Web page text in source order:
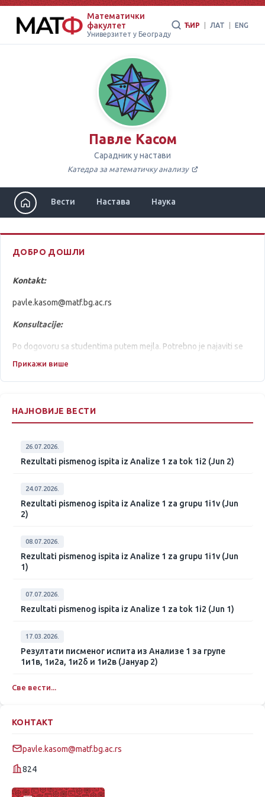
Математички
факултет
Универзитет у Београду
ЋИР ЛАТ ENG
Павле Касом
Сарадник у настави
Катедра за математичку анализу
Вести Настава Наука
ДОБРО ДОШЛИ
Kontakt:
pavle.kasom@matf.bg.ac.rs
Konsultacije:
Po dogovoru sa studentima putem mejla. Potrebno je najaviti se
barem 24č ranije.
Kabinet:824
Прикажи више
НАЈНОВИЈЕ ВЕСТИ
26.07.2026.
Rezultati pismenog ispita iz Analize 1 za tok 1i2 (Jun 2)
24.07.2026.
Rezultati pismenog ispita iz Analize 1 za grupu 1i1v (Jun
2)
08.07.2026.
Rezultati pismenog ispita iz Analize 1 za grupu 1i1v (Jun
1)
07.07.2026.
Rezultati pismenog ispita iz Analize 1 za tok 1i2 (Jun 1)
17.03.2026.
Резултати писменог испита из Анализе 1 за групе
1и1в, 1и2а, 1и2б и 1и2в (Јануар 2)
Све вести...
КОНТАКТ
pavle.kasom@matf.bg.ac.rs
824